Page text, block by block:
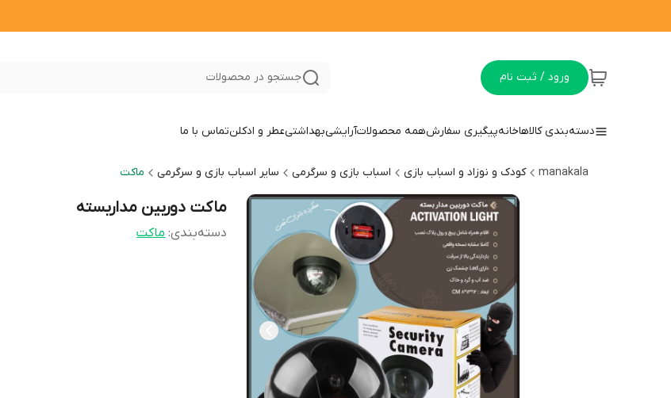
ورود / ثبت نام جستجو در محصولات
دسته‌بندی کالاهاخانهپیگیری سفارشهمه محصولاتآرایشیبهداشتیعطر و ادکلنتماس با ما
manakala کودک و نوزاد و اسباب بازی اسباب بازی و سرگرمی سایر اسباب بازی و سرگرمی ماکت
ماکت دوربین مداربسته
دسته‌بندی:ماکت